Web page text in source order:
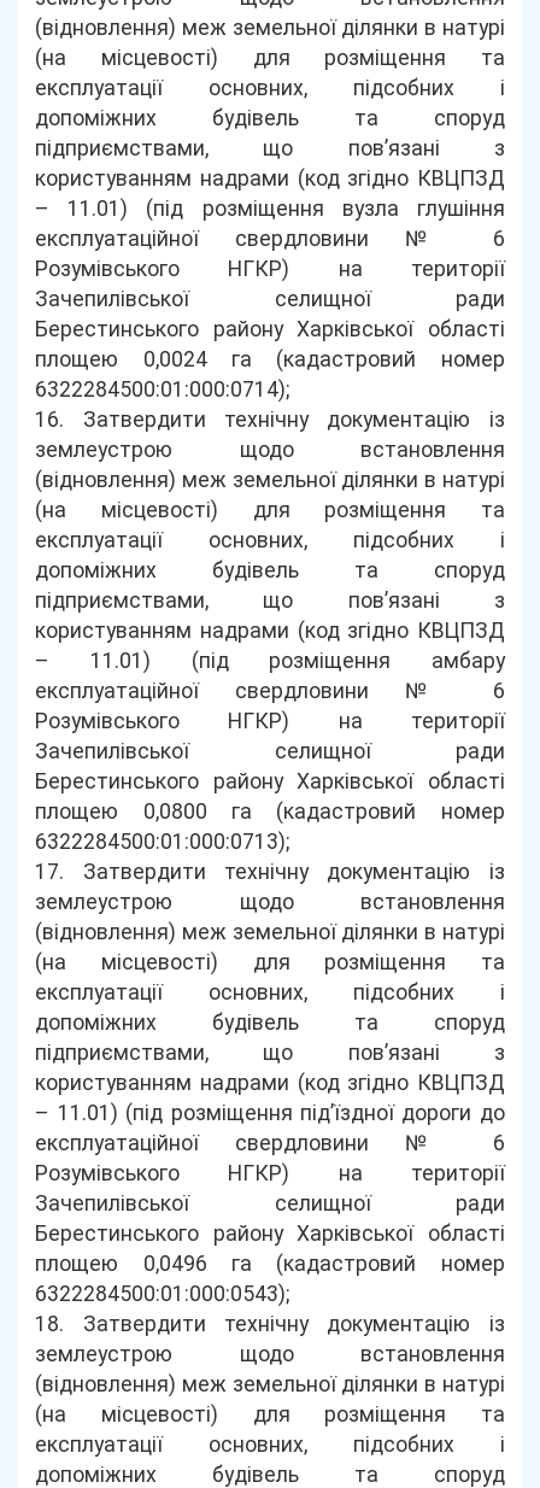
(відновлення) меж земельної ділянки в натурі
(на місцевості) для розміщення та
експлуатації основних, підсобних і
допоміжних будівель та споруд
підприємствами, що пов’язані з
користуванням надрами (код згідно КВЦПЗД
– 11.01) (під розміщення вузла глушіння
експлуатаційної свердловини № 6
Розумівського НГКР) на території
Зачепилівської селищної ради
Берестинського району Харківської області
площею 0,0024 га (кадастровий номер
6322284500:01:000:0714);
16. Затвердити технічну документацію із
землеустрою щодо встановлення
(відновлення) меж земельної ділянки в натурі
(на місцевості) для розміщення та
експлуатації основних, підсобних і
допоміжних будівель та споруд
підприємствами, що пов’язані з
користуванням надрами (код згідно КВЦПЗД
– 11.01) (під розміщення амбару
експлуатаційної свердловини № 6
Розумівського НГКР) на території
Зачепилівської селищної ради
Берестинського району Харківської області
площею 0,0800 га (кадастровий номер
6322284500:01:000:0713);
17. Затвердити технічну документацію із
землеустрою щодо встановлення
(відновлення) меж земельної ділянки в натурі
(на місцевості) для розміщення та
експлуатації основних, підсобних і
допоміжних будівель та споруд
підприємствами, що пов’язані з
користуванням надрами (код згідно КВЦПЗД
– 11.01) (під розміщення під’їздної дороги до
експлуатаційної свердловини № 6
Розумівського НГКР) на території
Зачепилівської селищної ради
Берестинського району Харківської області
площею 0,0496 га (кадастровий номер
6322284500:01:000:0543);
18. Затвердити технічну документацію із
землеустрою щодо встановлення
(відновлення) меж земельної ділянки в натурі
(на місцевості) для розміщення та
експлуатації основних, підсобних і
допоміжних будівель та споруд